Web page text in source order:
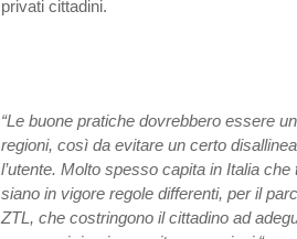
privati cittadini.
“Le buone pratiche dovrebbero essere
regioni, così da evitare un certo
l’utente. Molto spesso capita in Italia
siano in vigore regole differenti, per il
ZTL, che costringono il cittadino ad